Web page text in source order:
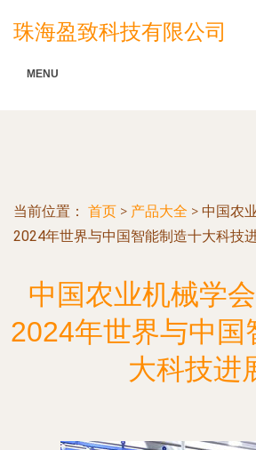
珠海盈致科技有限公司
MENU
当前位置： 首页 > 产品大全 > 中国农
2024年世界与中国智能制造十大科技
中国农业机械学
2024年世界与中国
大科技进